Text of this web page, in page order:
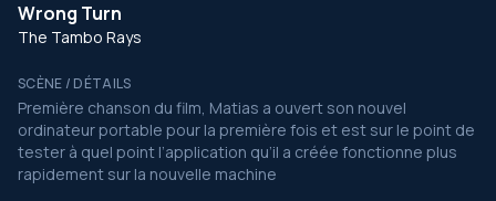
Wrong Turn
The Tambo Rays
SCÈNE / DÉTAILS
Première chanson du film, Matias a ouvert son nouvel
ordinateur portable pour la première fois et est sur le point de
tester à quel point l’application qu’il a créée fonctionne plus
rapidement sur la nouvelle machine